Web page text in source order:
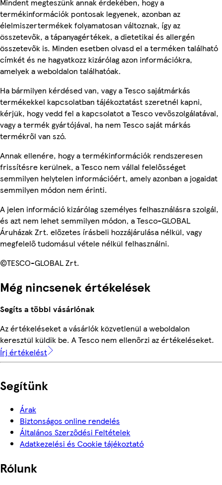
termékinformációk pontosak legyenek, azonban az
élelmiszertermékek folyamatosan változnak, így az
összetevők, a tápanyagértékek, a dietetikai és allergén
összetevők is. Minden esetben olvasd el a terméken található
címkét és ne hagyatkozz kizárólag azon információkra,
amelyek a weboldalon találhatóak.
Ha bármilyen kérdésed van, vagy a Tesco sajátmárkás
termékekkel kapcsolatban tájékoztatást szeretnél kapni,
kérjük, hogy vedd fel a kapcsolatot a Tesco vevőszolgálatával,
vagy a termék gyártójával, ha nem Tesco saját márkás
termékről van szó.
Annak ellenére, hogy a termékinformációk rendszeresen
frissítésre kerülnek, a Tesco nem vállal felelősséget
semmilyen helytelen információért, amely azonban a jogaidat
semmilyen módon nem érinti.
A jelen információ kizárólag személyes felhasználásra szolgál,
és azt nem lehet semmilyen módon, a Tesco-GLOBAL
Áruházak Zrt. előzetes írásbeli hozzájárulása nélkül, vagy
megfelelő tudomásul vétele nélkül felhasználni.
©TESCO-GLOBAL Zrt.
Még nincsenek értékelések
Segíts a többi vásárlónak
Az értékeléseket a vásárlók közvetlenül a weboldalon
keresztül küldik be. A Tesco nem ellenőrzi az értékeléseket.
Írj értékelést
Segítünk
Árak
Biztonságos online rendelés
Általános Szerződési Feltételek
Adatkezelési és Cookie tájékoztató
Rólunk